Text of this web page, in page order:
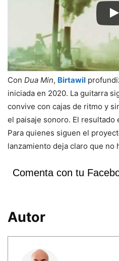
Con Dua Min, Birtawil
iniciada en 2020. La guitarra
convive con cajas de ritmo y
el paisaje sonoro. El resultado
Para quienes siguen el
lanzamiento deja claro que
Comenta con tu
Autor